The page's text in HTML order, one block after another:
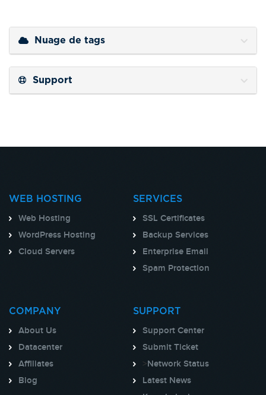
Nuage de tags
Support
WEB HOSTING
Web Hosting
WordPress Hosting
Cloud Servers
SERVICES
SSL Certificates
Backup Services
Enterprise Email
Spam Protection
COMPANY
About Us
Datacenter
Affiliates
Blog
SUPPORT
Support Center
Submit Ticket
>Network Status
Latest News